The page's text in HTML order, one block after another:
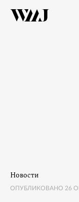
Новости
ОПУБЛИКОВАНО 26